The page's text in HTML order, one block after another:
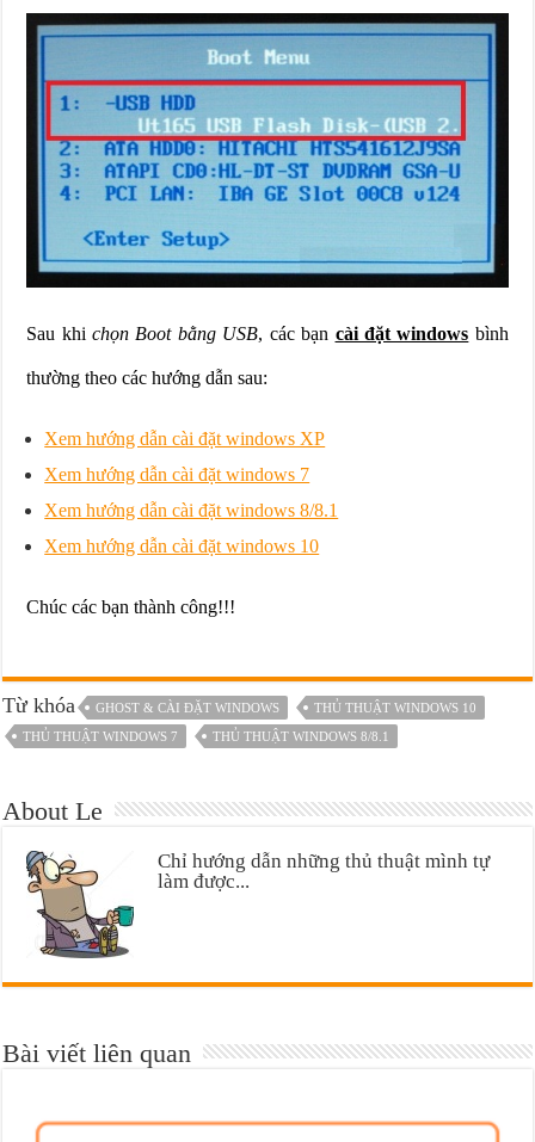
Sau khichọn Boot bằng USB, các bạn cài đặt windows bình
thường theo các hướng dẫn sau:
Xem hướng dẫn cài đặt windows XP
Xem hướng dẫn cài đặt windows 7
Xem hướng dẫn cài đặt windows 8/8.1
Xem hướng dẫn cài đặt windows 10
Chúc các bạn thành công!!!
Từ khóa GHOST & CÀI ĐẶT WINDOWS
THỦ THUẬT WINDOWS 10
THỦ THUẬT WINDOWS 7
THỦ THUẬT WINDOWS 8/8.1
About Le
Chỉ hướng dẫn những thủ thuật mình tự
làm được...
Bài viết liên quan